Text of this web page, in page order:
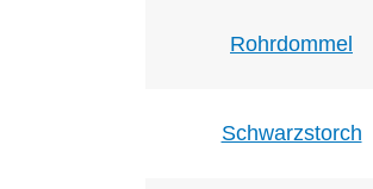
Rohrdommel
Schwarzstorch